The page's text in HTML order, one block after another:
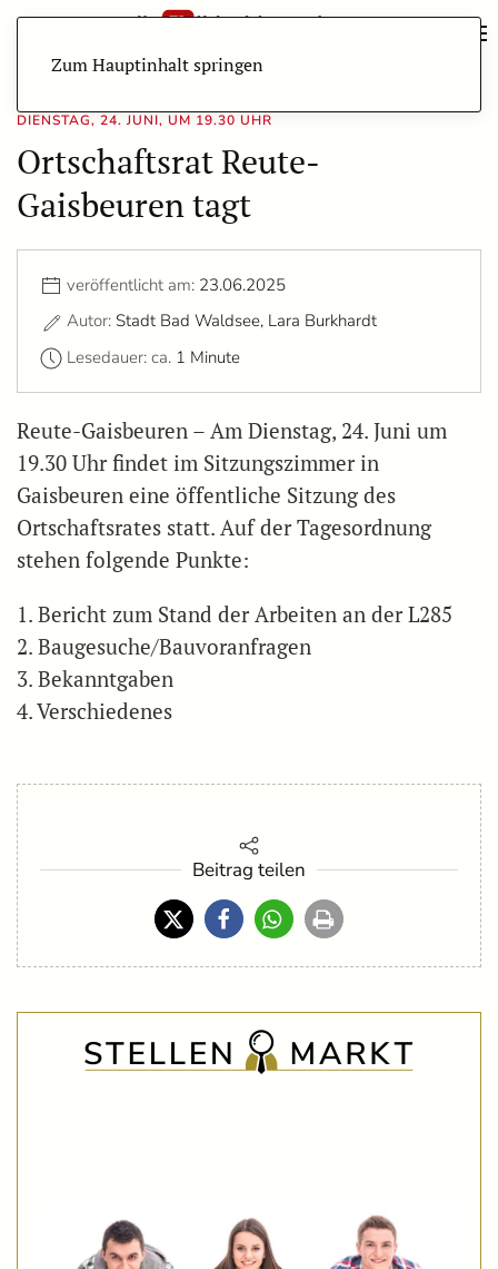
Zum Hauptinhalt springen
DIENSTAG, 24. JUNI, UM 19.30 UHR
Ortschaftsrat Reute-
Gaisbeuren tagt
veröffentlicht am: 23.06.2025
Autor: Stadt Bad Waldsee, Lara Burkhardt
Lesedauer: ca. 1 Minute
Reute-Gaisbeuren – Am Dienstag, 24. Juni um
19.30 Uhr findet im Sitzungszimmer in
Gaisbeuren eine öffentliche Sitzung des
Ortschaftsrates statt. Auf der Tagesordnung
stehen folgende Punkte:
1. Bericht zum Stand der Arbeiten an der L285
2. Baugesuche/Bauvoranfragen
3. Bekanntgaben
4. Verschiedenes
Beitrag teilen